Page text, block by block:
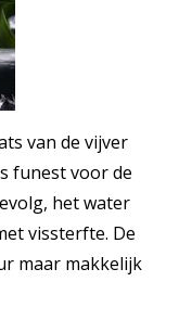
van de vijver
funest voor de
het water
vissterfte. De
maar makkelijk